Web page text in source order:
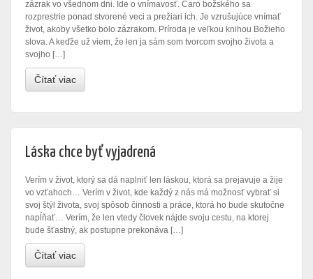
zázrak vo všednom dni. Ide o vnímavosť. Čaro božského sa
rozprestrie ponad stvorené veci a prežiari ich. Je vzrušujúce vnímať
život, akoby všetko bolo zázrakom. Príroda je veľkou knihou Božieho
slova. A keďže už viem, že len ja sám som tvorcom svojho života a
svojho […]
Čítať viac
Láska chce byť vyjadrená
Verím v život, ktorý sa dá naplniť len láskou, ktorá sa prejavuje a žije
vo vzťahoch… Verím v život, kde každý z nás má možnosť vybrať si
svoj štýl života, svoj spôsob činnosti a práce, ktorá ho bude skutočne
napĺňať… Verím, že len vtedy človek nájde svoju cestu, na ktorej
bude šťastný, ak postupne prekonáva […]
Čítať viac